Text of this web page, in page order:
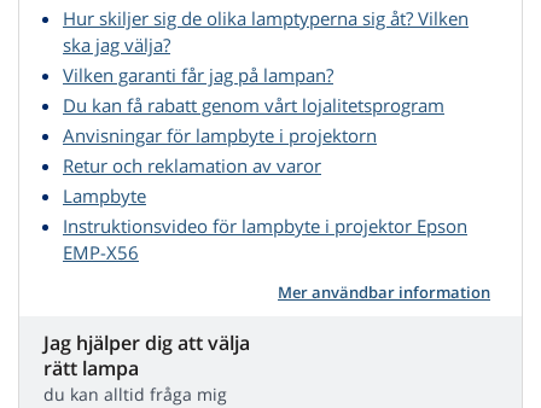
Hur skiljer sig de olika lamptyperna sig åt? Vilken
ska jag välja?
Vilken garanti får jag på lampan?
Du kan få rabatt genom vårt lojalitetsprogram
Anvisningar för lampbyte i projektorn
Retur och reklamation av varor
Lampbyte
Instruktionsvideo för lampbyte i projektor Epson
EMP-X56
Mer användbar information
Jag hjälper dig att välja
rätt lampa
du kan alltid fråga mig